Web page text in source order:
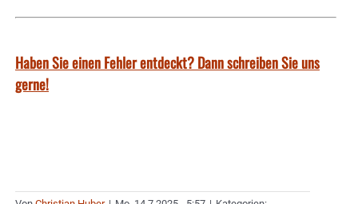
Haben Sie einen Fehler entdeckt? Dann schreiben Sie uns
gerne!